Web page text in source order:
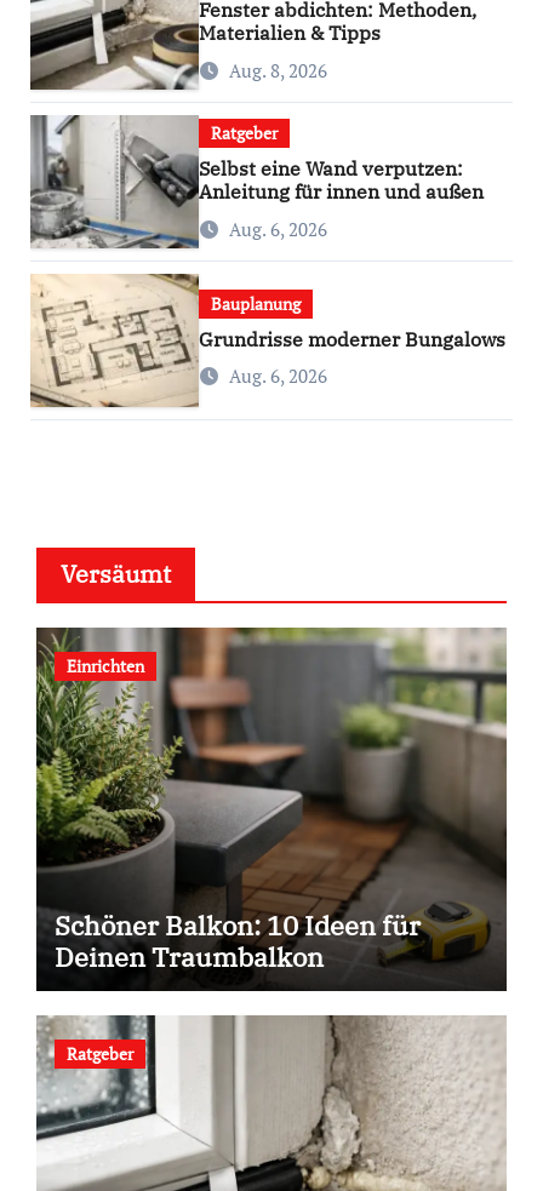
Fenster abdichten: Methoden,
Materialien & Tipps
Aug. 8, 2026
Ratgeber
Selbst eine Wand verputzen:
Anleitung für innen und außen
Aug. 6, 2026
Bauplanung
Grundrisse moderner Bungalows
Aug. 6, 2026
Versäumt
Einrichten
Schöner Balkon: 10 Ideen für
Deinen Traumbalkon
Ratgeber